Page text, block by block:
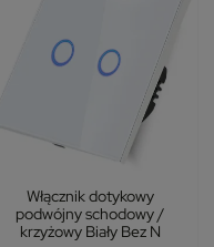
Włącznik dotykowy
podwójny schodowy /
krzyżowy Biały Bez N